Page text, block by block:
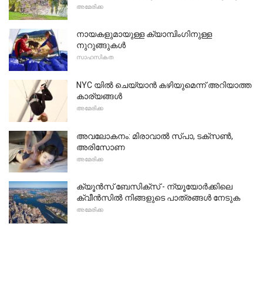
അമേരിക്ക
നായകളുമായുള്ള ക്യാമ്പിംഗിനുള്ള
നുറുങ്ങുകൾ
സാഹസികത
NYC യിൽ ചെയ്യാൻ കഴിയുമെന്ന് അറിയാത്ത
കാര്യങ്ങൾ
അമേരിക്ക
അവലോകനം: മിരാവാൽ സ്പാ, ടക്സൺ,
അരിസോണ
അമേരിക്ക
ക്യൂൻസ് ബേസിക്സ് - ന്യൂയോർക്കിലെ
ക്വീൻസിൽ നിങ്ങളുടെ പാത്രങ്ങൾ നേടുക
അമേരിക്ക